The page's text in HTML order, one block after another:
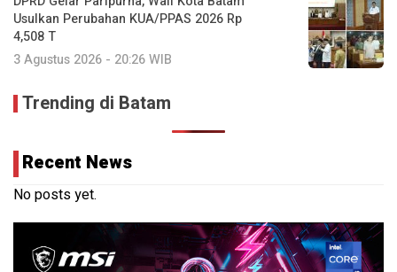
Usulkan Perubahan KUA/PPAS 2026 Rp
4,508 T
3 Agustus 2026 - 20:26 WIB
Trending di Batam
Recent News
No posts yet.